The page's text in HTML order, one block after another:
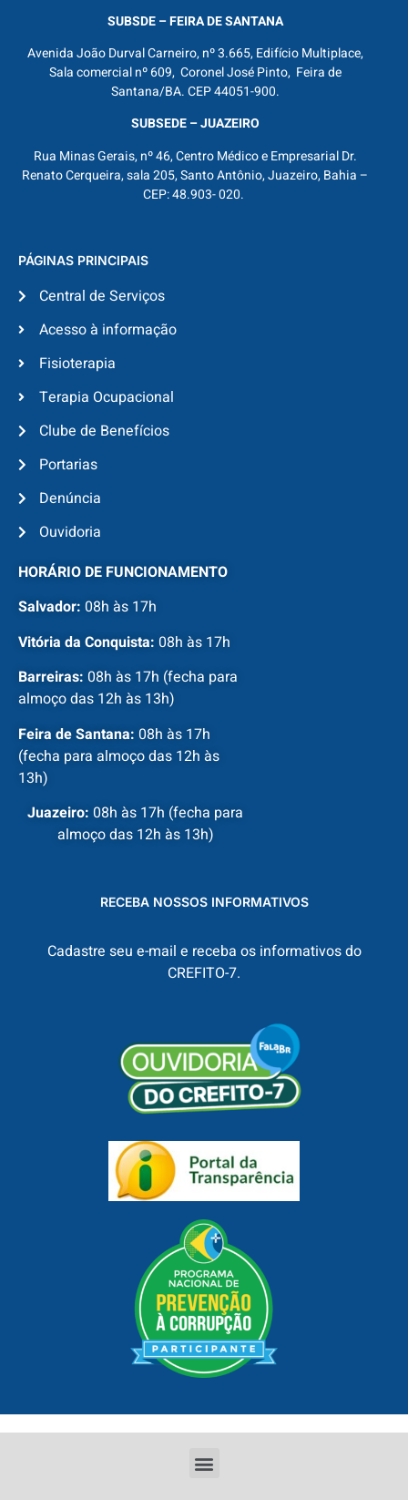
SUBSDE – FEIRA DE SANTANA
Avenida João Durval Carneiro, nº 3.665, Edifício Multiplace,
Sala comercial nº 609, Coronel José Pinto, Feira de
Santana/BA. CEP 44051-900.
SUBSEDE – JUAZEIRO
Rua Minas Gerais, nº 46, Centro Médico e Empresarial Dr.
Renato Cerqueira, sala 205, Santo Antônio, Juazeiro, Bahia –
CEP: 48.903- 020.
PÁGINAS PRINCIPAIS
Central de Serviços
Acesso à informação
Fisioterapia
Terapia Ocupacional
Clube de Benefícios
Portarias
Denúncia
Ouvidoria
HORÁRIO DE FUNCIONAMENTO
Salvador: 08h às 17h
Vitória da Conquista: 08h às 17h
Barreiras: 08h às 17h (fecha para
almoço das 12h às 13h)
Feira de Santana: 08h às 17h
(fecha para almoço das 12h às
13h)
Juazeiro: 08h às 17h (fecha para
almoço das 12h às 13h)
RECEBA NOSSOS INFORMATIVOS
Cadastre seu e-mail e receba os informativos do
CREFITO-7.